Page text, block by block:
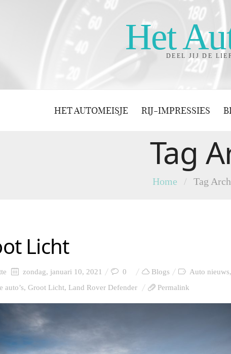
HetDEEL JIJ DE
HET AUTOMEISJE RIJ-IMPRESSIES
Tag
Home / Tag
Licht
zondag, januari 10, 2021 0 Blogs Auto nieuws,
auto’s, Groot Licht, Land Rover Defender Permalink